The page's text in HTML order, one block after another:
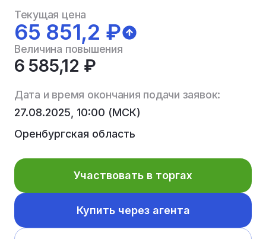
Текущая цена
65 851,2 ₽
Величина повышения
6 585,12 ₽
Дата и время окончания подачи заявок:
27.08.2025, 10:00 (МСК)
Оренбургская область
Участвовать в торгах
Купить через агента